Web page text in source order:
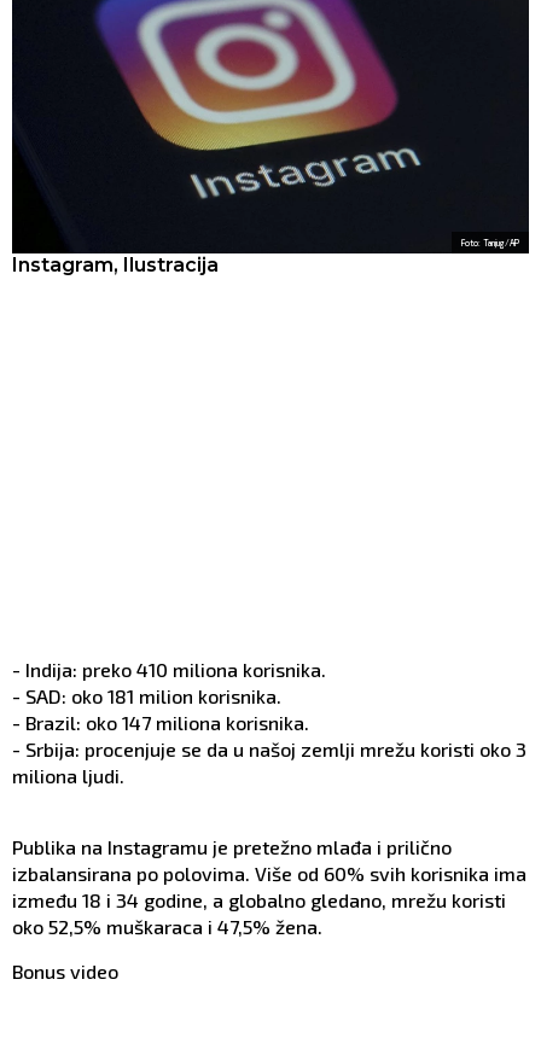
Foto: Tanjug/AP
Instagram, Ilustracija
- Indija: preko 410 miliona korisnika.
- SAD: oko 181 milion korisnika.
- Brazil: oko 147 miliona korisnika.
- Srbija: procenjuje se da u našoj zemlji mrežu koristi oko 3
miliona ljudi.
Publika na Instagramu je pretežno mlađa i prilično
izbalansirana po polovima. Više od 60% svih korisnika ima
između 18 i 34 godine, a globalno gledano, mrežu koristi
oko 52,5% muškaraca i 47,5% žena.
Bonus video